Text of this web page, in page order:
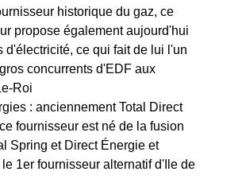
historique du gaz, ce
propose également aujourd'hui
d'électricité, ce qui fait de lui l'un
concurrents d'EDF aux
Roi
: anciennement Total Direct
fournisseur est né de la fusion
Spring et Direct Énergie et
1er fournisseur alternatif d'Ile de